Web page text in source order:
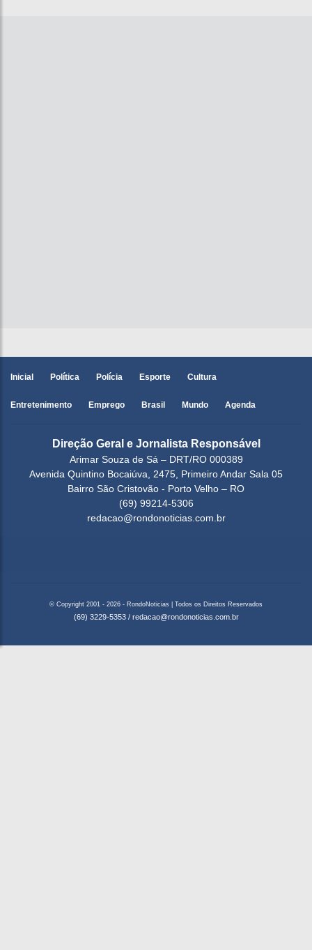
Inicial Política Polícia Esporte Cultura
Entretenimento Emprego Brasil Mundo Agenda
Direção Geral e Jornalista Responsável
Arimar Souza de Sá – DRT/RO 000389
Avenida Quintino Bocaiúva, 2475, Primeiro Andar Sala 05
Bairro São Cristovão - Porto Velho – RO
(69) 99214-5306
redacao@rondonoticias.com.br
© Copyright 2001 - 2026 - RondoNoticias | Todos os Direitos Reservados
(69) 3229-5353 / redacao@rondonoticias.com.br